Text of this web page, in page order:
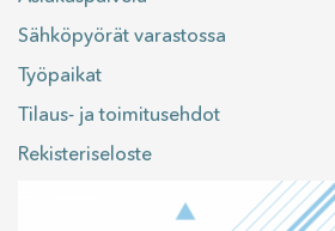
Sähköpyörät varastossa
Työpaikat
Tilaus- ja toimitusehdot
Rekisteriseloste